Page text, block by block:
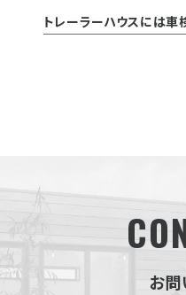
トレーラーハウスには車
お